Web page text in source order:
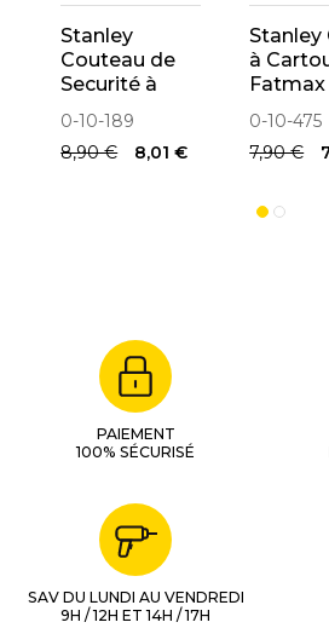
Stanley
Couteau de
Securité à
Lame Auto-
Rétractable 0-
10-189
0-10-189
8,90 €
8,01 €
Stanley
à
0-10-475
0-10-475
7,90 €
PAIEMENT
100% SÉCURISÉ
SAV DU LUNDI AU VENDREDI
9H / 12H ET 14H / 17H